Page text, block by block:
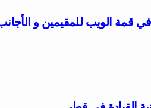
قمة الويب للمقيمين و